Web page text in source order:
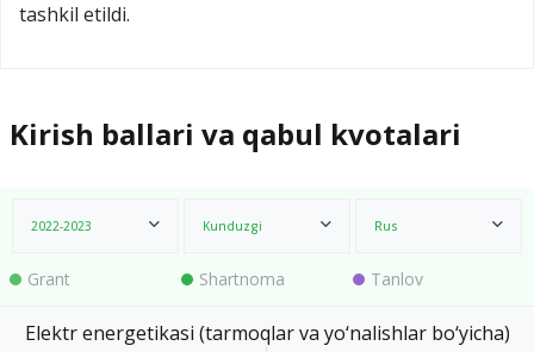
tashkil etildi.
Kirish ballari va qabul kvotalari
2022-2023 Kunduzgi Rus
Grant Shartnoma Tanlov
Elektr energetikasi (tarmoqlar va yo‘nalishlar bo‘yicha)